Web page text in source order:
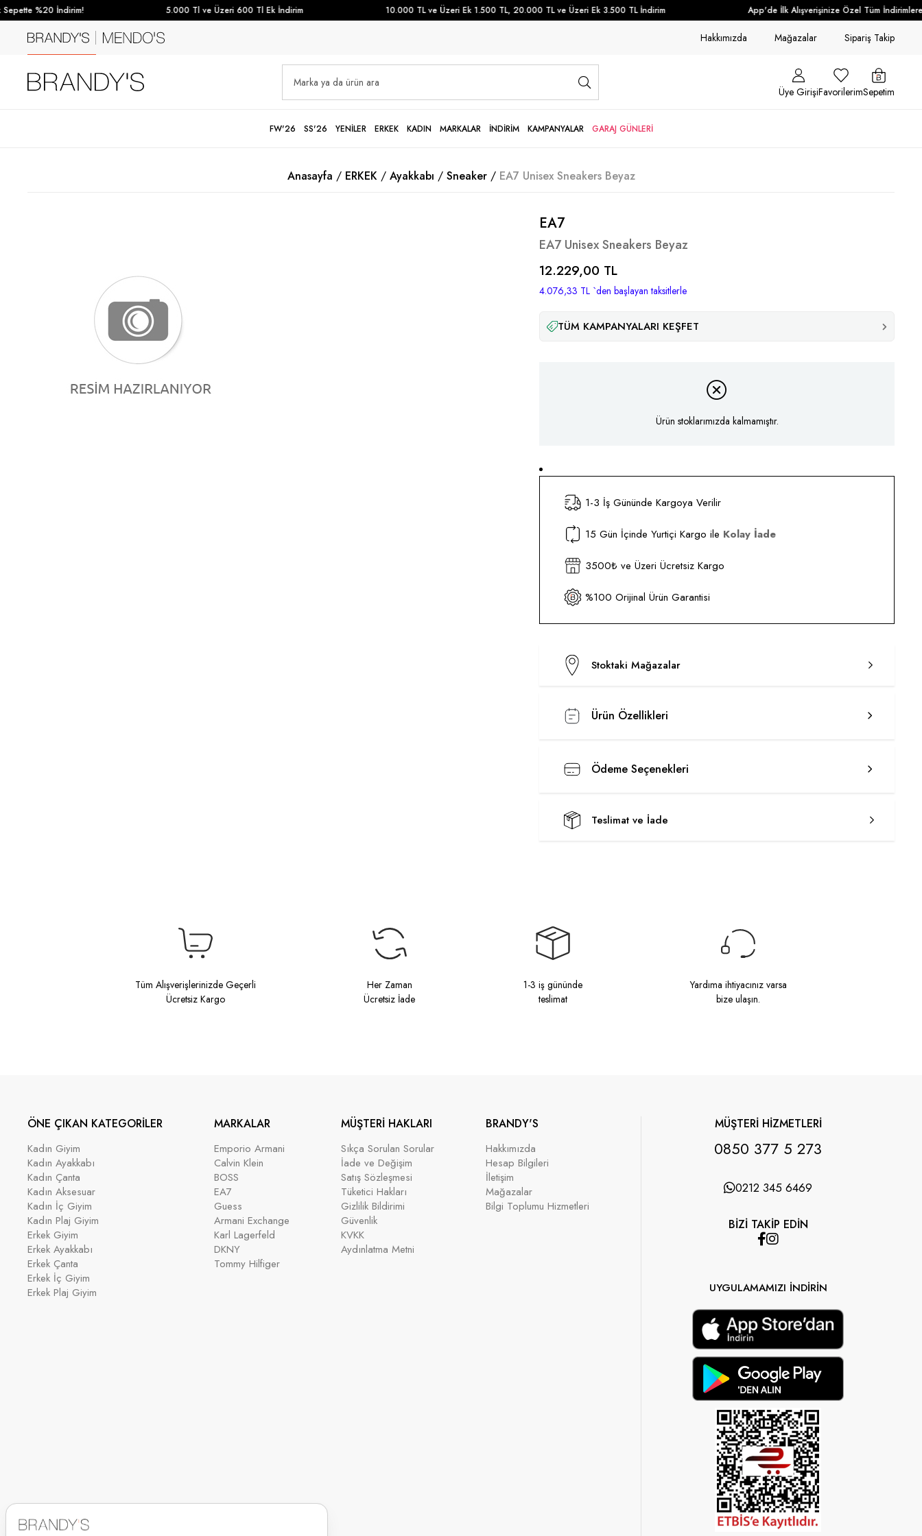
%20 İndirim! 5.000 Tl ve Üzeri 600 Tl Ek İndirim 10.000 TL ve Üzeri Ek 1.500 TL, 20.000 TL ve Üzeri Ek 3.500 TL İndirim App'de İlk Alışverişinize Özel Tüm İndirimlere
Hakkımızda Mağazalar Sipariş Takip
Üye GirişiFavorilerimSepetim
FW'26 SS'26 YENİLER ERKEK KADIN MARKALAR İNDİRİM KAMPANYALAR GARAJ GÜNLERİ
Anasayfa ERKEK Ayakkabı Sneaker EA7 Unisex Sneakers Beyaz
EA7
EA7 Unisex Sneakers Beyaz
12.229,00 TL
4.076,33 TL `den başlayan taksitlerle
TÜM KAMPANYALARI KEŞFET
Ürün stoklarımızda kalmamıştır.
1-3 İş Gününde Kargoya Verilir
15 Gün İçinde Yurtiçi Kargo ile Kolay İade
3500₺ ve Üzeri Ücretsiz Kargo
%100 Orijinal Ürün Garantisi
Stoktaki Mağazalar
Ürün Özellikleri
Ödeme Seçenekleri
Teslimat ve İade
Tüm Alışverişlerinizde Geçerli
Ücretsiz Kargo
Her Zaman
Ücretsiz İade
1-3 iş gününde
teslimat
Yardıma ihtiyacınız varsa
bize ulaşın.
ÖNE ÇIKAN KATEGORİLER
Kadın Giyim
Kadın Ayakkabı
Kadın Çanta
Kadın Aksesuar
Kadın İç Giyim
Kadın Plaj Giyim
Erkek Giyim
Erkek Ayakkabı
Erkek Çanta
Erkek İç Giyim
Erkek Plaj Giyim
MARKALAR
Emporio Armani
Calvin Klein
BOSS
EA7
Guess
Armani Exchange
Karl Lagerfeld
DKNY
Tommy Hilfiger
MÜŞTERİ HAKLARI
Sıkça Sorulan Sorular
İade ve Değişim
Satış Sözleşmesi
Tüketici Hakları
Gizlilik Bildirimi
Güvenlik
KVKK
Aydınlatma Metni
BRANDY'S
Hakkımızda
Hesap Bilgileri
İletişim
Mağazalar
Bilgi Toplumu Hizmetleri
MÜŞTERİ HİZMETLERİ
0850 377 5 273
0212 345 6469
BİZİ TAKİP EDİN
UYGULAMAMIZI İNDİRİN